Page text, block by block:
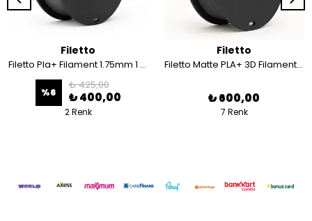
Filetto
Filetto Pla+ Filament 1.75mm 1 KG - Renk Geçişi Filament
%6
₺ 425,00
₺ 400,00
2 Renk
Filetto
Filetto Matte PLA+ 3D Filament – 1.75mm – 1KG – AMS Uyumlu
₺ 600,00
7 Renk